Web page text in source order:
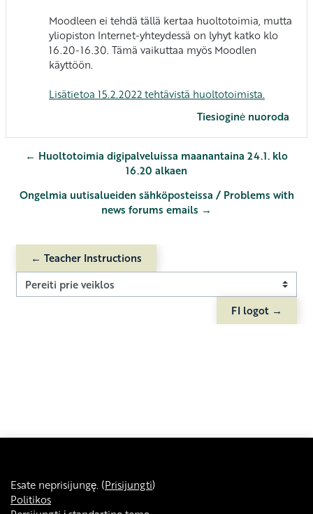
Moodleen ei tehdä tällä kertaa huoltotoimia, mutta
yliopiston Internet-yhteydessä on lyhyt katko klo
16.20-16.30. Tämä vaikuttaa myös Moodlen
käyttöön.
Lisätietoa 15.2.2022 tehtävistä huoltotoimista.
Tiesioginė nuoroda
← Huoltotoimia digipalveluissa maanantaina 24.1. klo
16.20 alkaen
Ongelmia uutisalueiden sähköposteissa / Problems with
news forums emails →
← Teacher Instructions
Pereiti prie veiklos
FI logot →
Esate neprisijungę. (Prisijungti)
Politikos